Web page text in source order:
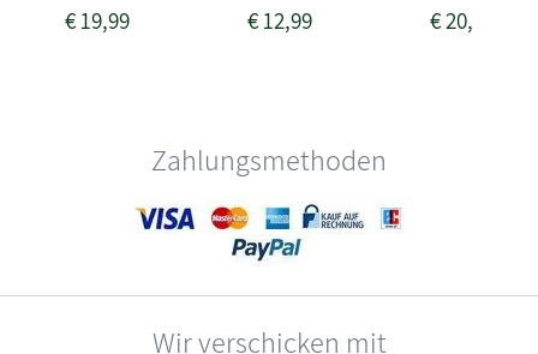
€19,99 €12,99 €20,99
Zahlungsmethoden
Wir verschicken mit